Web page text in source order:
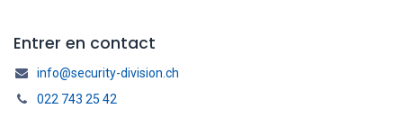
Entrer en contact
info@security-division.ch
022 743 25 42